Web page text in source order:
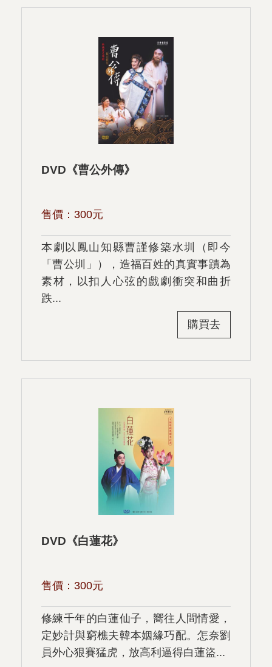
DVD《曹公外傳》
售價： 300元
本劇以鳳山知縣曹謹修築水圳（即今
「曹公圳」），造福百姓的真實事蹟為
素材，以扣人心弦的戲劇衝突和曲折
跌...
購買去
DVD《白蓮花》
售價： 300元
修練千年的白蓮仙子，嚮往人間情愛，
定妙計與窮樵夫韓本姻緣巧配。怎奈劉
員外心狠賽猛虎，放高利逼得白蓮盜...